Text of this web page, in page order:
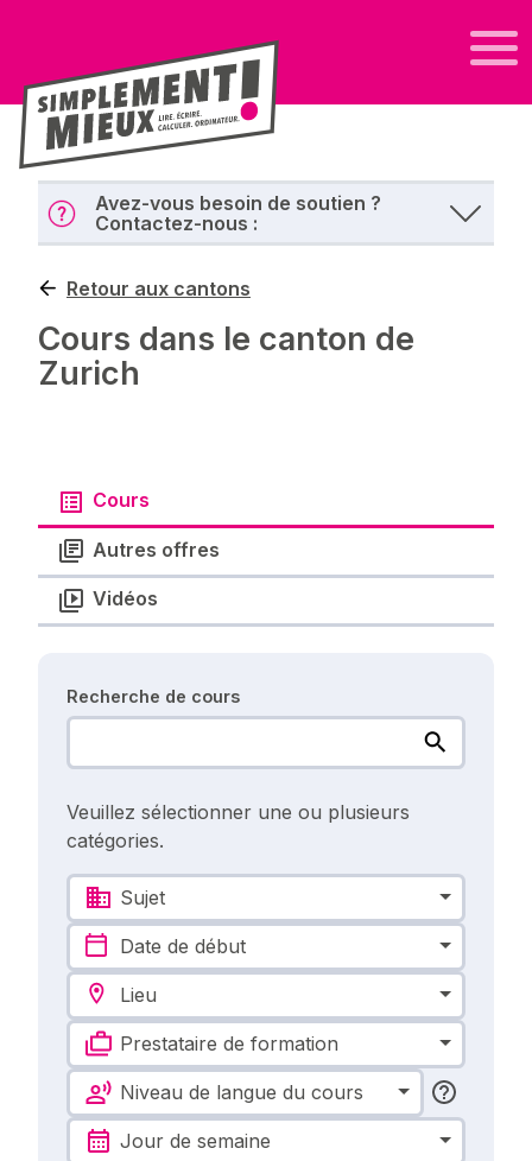
Avez-vous besoin de soutien ?
Contactez-nous :
Retour aux cantons
Cours dans le canton de
Zurich
Cours
Autres offres
Vidéos
Recherche de cours
Veuillez sélectionner une ou plusieurs
catégories.
Sujet
Date de début
Lieu
Prestataire de formation
Niveau de langue du cours
Jour de semaine